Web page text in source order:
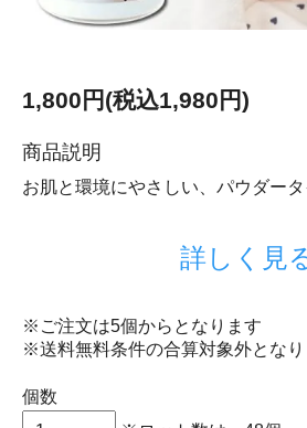
1,800円(税込1,980円)
商品説明
お肌と環境にやさしい、パウダー
詳しく見
※ご注文は5個からとなります
※送料無料条件の合算対象外となり
個数